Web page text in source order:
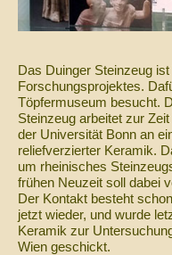
Das Duinger Steinzeug
Forschungsprojektes.
Töpfermuseum besucht.
Steinzeug arbeitet zur
der Universität Bonn an
reliefverzierter Keramik.
um rheinisches
frühen Neuzeit soll dabei
Der Kontakt besteht
jetzt wieder, und wurde
Keramik zur
Wien geschickt.